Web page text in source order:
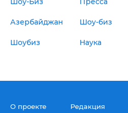
Азербайджан Шоу-биз
Шоубиз Наука
О проекте Редакция